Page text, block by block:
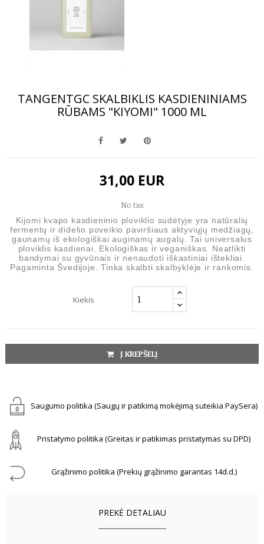
TANGENTGC SKALBIKLIS KASDIENINIAMS
RŪBAMS "KIYOMI" 1000 ML
31,00 EUR
No tax
Kijomi kvapo kasdieninio ploviklio sudėtyje yra natūralių
fermentų ir didelio poveikio paviršiaus aktyviųjų medžiagų,
gaunamų iš ekologiškai auginamų augalų. Tai universalus
ploviklis kasdienai. Ekologiškas ir veganiškas. Neatlikti
bandymai su gyvūnais ir nenaudoti iškastiniai ištekliai.
Pagaminta Švedijoje. Tinka skalbti skalbyklėje ir rankomis.
Kiekis
Į KREPŠELĮ
Saugumo politika (Saugų ir patikimą mokėjimą suteikia PaySera)
Pristatymo politika (Greitas ir patikimas pristatymas su DPD)
Grąžinimo politika (Prekių grąžinimo garantas 14d.d.)
PREKĖ DETALIAU